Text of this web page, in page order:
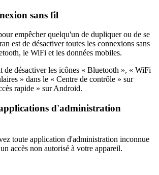
sans fil
empêcher quelqu'un de dupliquer ou de se
est de désactiver toutes les connexions sans
le WiFi et les données mobiles.
de désactiver les icônes « Bluetooth », « WiFi
» dans le « Centre de contrôle » sur
rapide » sur Android.
d'administration
toute application d'administration inconnue
accès non autorisé à votre appareil.